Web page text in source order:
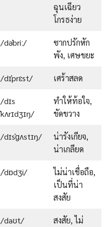
ฉุนเฉียว
โกรธง่าย
/dəˈbriː/
ซากปรักหัก
พัง, เศษขยะ
/dɪˈprɛst/ เศร้าสลด
/dɪs
ˈkʌrɪdʒɪŋ/
ทำให้ท้อใจ,
ขัดขวาง
/dɪsˈɡʌstɪŋ/
น่ารังเกียจ,
น่าเกลียด
/ˈdɒdʒi/
ไม่น่าเชื่อถือ,
เป็นที่น่า
สงสัย
/daʊt/
สงสัย, ไม่